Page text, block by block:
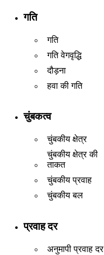
गति
गति
गति वेगवृद्धि
दौड़ना
हवा की गति
चुंबकत्व
चुंबकीय क्षेत्र
चुंबकीय क्षेत्र की
ताकत
चुंबकीय प्रवाह
चुंबकीय बल
प्रवाह दर
अनुमापी प्रवाह दर